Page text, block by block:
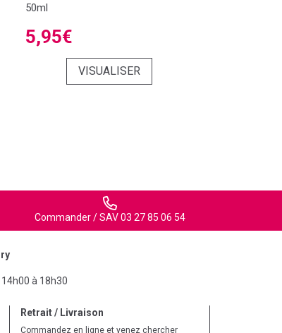
50ml
5,95€
VISUALISER
Commander / SAV 03 27 85 06 54
à 18h30
Retrait / Livraison
Commandez en ligne et venez chercher